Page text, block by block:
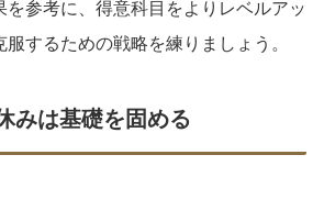
を参考に、得意科目をよりレベルアッ
するための戦略を練りましょう。
みは基礎を固める